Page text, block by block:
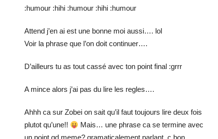
:humour :hihi :humour :hihi :humour
Attend j’en ai est une bonne moi aussi…. lol
Voir la phrase que l’on doit continuer….
D’ailleurs tu as tout cassé avec ton point final :grrr
A mince alors j’ai pas du lire les regles….
Ahhh ca sur Zobei on sait qu’il faut toujours lire deux fois
plutot qu’une!!
Mais… une phrase ca se termine avec
un point qd meme? gramaticalement parlant, c bon